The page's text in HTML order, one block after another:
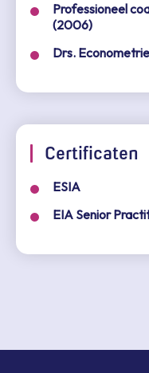
Professioneel
(2006)
Drs.
Certificaten
ESIA
EIA Senior